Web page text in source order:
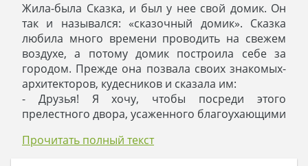
Жила-была Сказка, и был у нее свой домик. Он
так и назывался: «сказочный домик». Сказка
любила много времени проводить на свежем
воздухе, а потому домик построила себе за
городом. Прежде она позвала своих знакомых-
архитекторов, кудесников и сказала им:
- Друзья! Я хочу, чтобы посреди этого
прелестного двора, усаженного благоухающими
двухэтажный домик. Чтоб он был светлым, как
Прочитать полный текст